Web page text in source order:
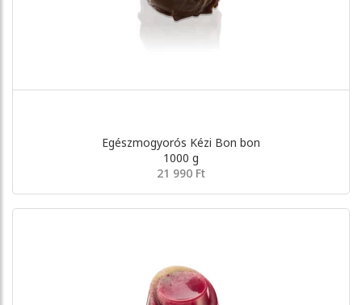
Egészmogyorós Kézi Bon bon
1000 g
21 990 Ft